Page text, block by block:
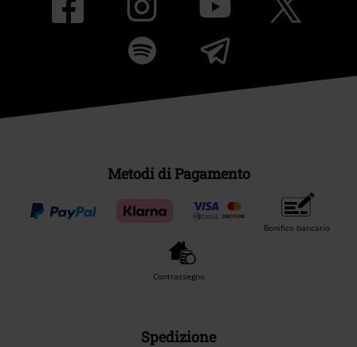
Metodi di Pagamento
Bonifico bancario
Contrassegno
Spedizione